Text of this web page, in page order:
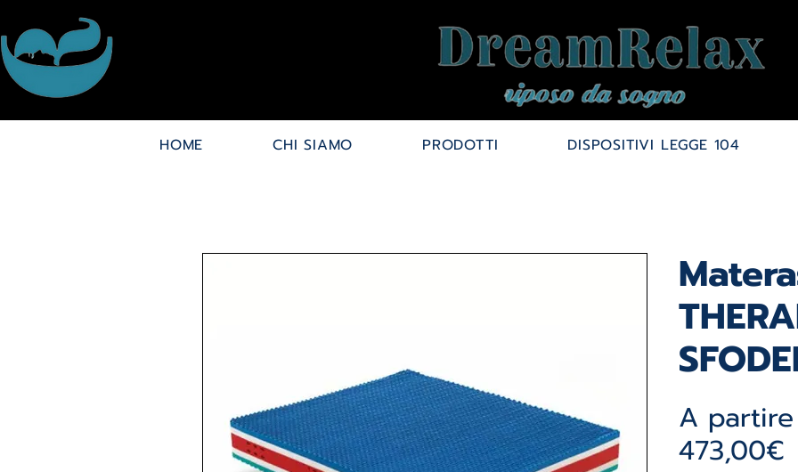
HOME CHI SIAMO PRODOTTI DISPOSITIVI LEGGE 104
A
473,00€